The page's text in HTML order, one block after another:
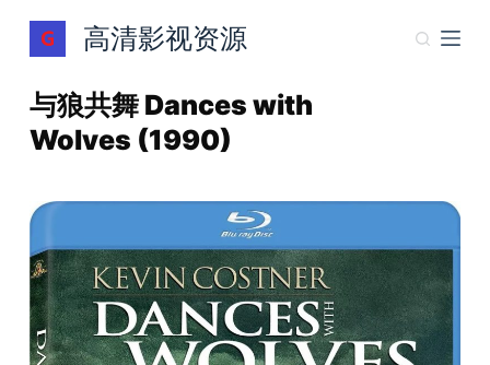
跳
过
容
高清影视资源
与狼共舞 Dances with
Wolves (1990)